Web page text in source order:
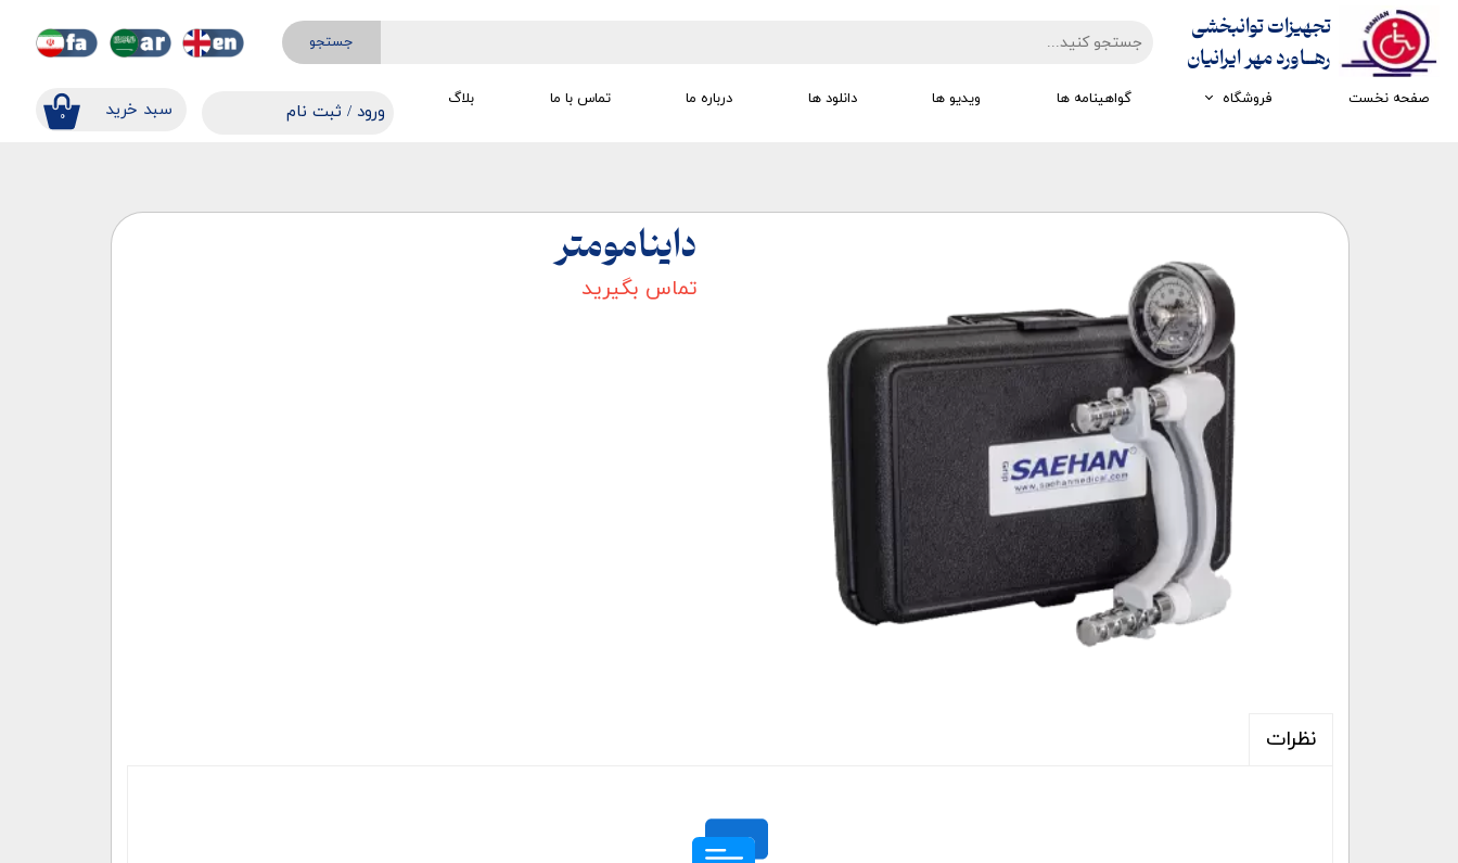
جستجو
۰ ​​سبد خرید ورود / ثبت نام
تجهیزات توانبخشی
​​​​​​​رهــاورد مهر ایرانیان
صفحه نخست فروشگاه
تجهیزات کار درمانی
تجهیزات مکانوتراپی تجهیزات الکترو تراپی
گواهینامه ها ویدیو ها دانلود ها درباره ما تماس با ما بلاگ
داینامومتر
تماس بگیرید
نظرات